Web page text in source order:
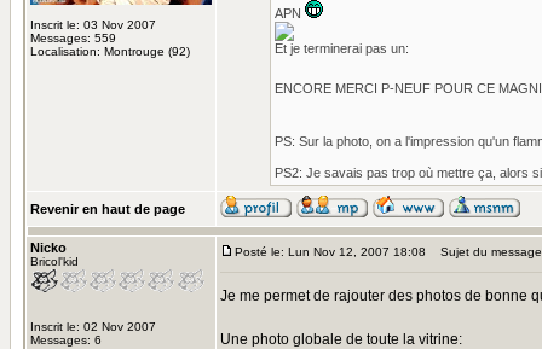
Inscrit le: 03 Nov 2007
Messages: 559
Localisation: Montrouge (92)
APN
Et je terminerai pas un:
ENCORE MERCI P-NEUF POUR CE
PS: Sur la photo, on a l'impression qu'un
PS2: Je savais pas trop où mettre ça, alors
Revenir en haut de page
Nicko
Bricol'kid
Inscrit le: 02 Nov 2007
Messages: 6
Posté le: Lun Nov 12, 2007 18:08 Sujet du
Je me permet de rajouter des photos de bonne
Une photo globale de toute la vitrine: